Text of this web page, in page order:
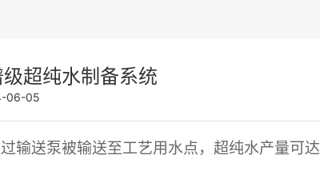
超纯水制备系统
06-05
输送泵被输送至工艺用水点，超纯水产量可达